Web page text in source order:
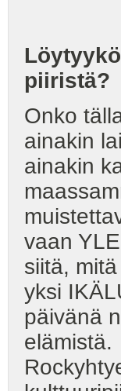
piiristä?
Onko
ainakin
ainakin
vaan
siitä, mitä
yksi
päivänä